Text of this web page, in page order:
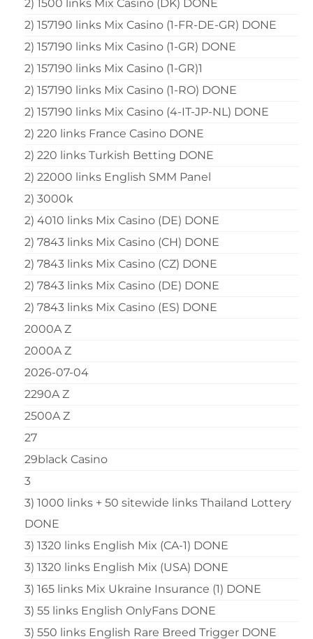
2) 1500 links Mix Casino (DK) DONE
2) 157190 links Mix Casino (1-FR-DE-GR) DONE
2) 157190 links Mix Casino (1-GR) DONE
2) 157190 links Mix Casino (1-GR)1
2) 157190 links Mix Casino (1-RO) DONE
2) 157190 links Mix Casino (4-IT-JP-NL) DONE
2) 220 links France Casino DONE
2) 220 links Turkish Betting DONE
2) 22000 links English SMM Panel
2) 3000k
2) 4010 links Mix Casino (DE) DONE
2) 7843 links Mix Casino (CH) DONE
2) 7843 links Mix Casino (CZ) DONE
2) 7843 links Mix Casino (DE) DONE
2) 7843 links Mix Casino (ES) DONE
2000A Z
2000A Z
2026-07-04
2290A Z
2500A Z
27
29black Casino
3
3) 1000 links + 50 sitewide links Thailand Lottery
DONE
3) 1320 links English Mix (CA-1) DONE
3) 1320 links English Mix (USA) DONE
3) 165 links Mix Ukraine Insurance (1) DONE
3) 55 links English OnlyFans DONE
3) 550 links English Rare Breed Trigger DONE